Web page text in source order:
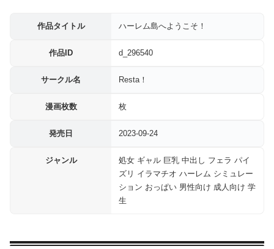
作品タイトル ハーレム島へようこそ！
作品ID d_296540
サークル名 Resta！
漫画枚数 枚
発売日 2023-09-24
ジャンル
処女 ギャル 巨乳 中出し フェラ パイ
ズリ イラマチオ ハーレム シミュレー
ション おっぱい 男性向け 成人向け 学
生